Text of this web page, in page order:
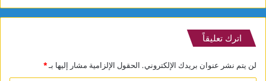
اترك تعليقاً
لن يتم نشر عنوان بريدك الإلكتروني. الحقول الإلزامية مشار إليها بـ*